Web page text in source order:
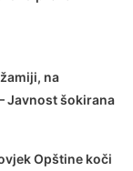
na
Javnost šokirana
Opštine koči